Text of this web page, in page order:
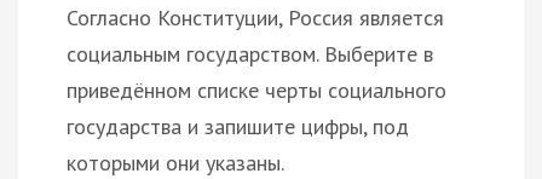
Согласно Конституции, Россия является
социальным государством. Выберите в
приведённом списке черты социального
государства и запишите цифры, под
которыми они указаны.